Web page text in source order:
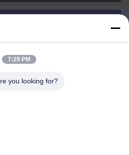
7:29 PM
you looking for?